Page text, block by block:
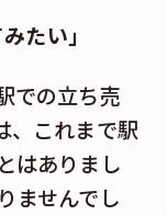
たい」
での立ち売
、これまで駅
はありまし
ませんでし